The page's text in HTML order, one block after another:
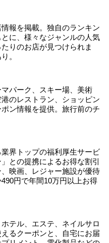
報を掲載。独自のランキン
に、様々なジャンルの人気
りのお店が見つけられま
。
パーク、スキー場、美術
のレストラン、ショッピン
ン情報を提供。旅行前のチ
界トップの福利厚生サービ
との提携によるお得な割引
映画、レジャー施設が優待
円で年間10万円以上お得
テル、エステ、ネイルサロ
るクーポンと、自宅にお届